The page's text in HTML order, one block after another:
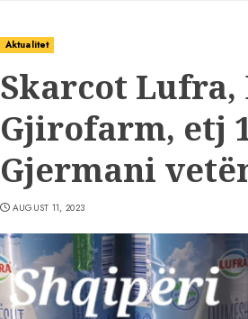
Aktualitet
Skarcot
Gjirofarm, etj
Gjermani
AUGUST 11, 2023